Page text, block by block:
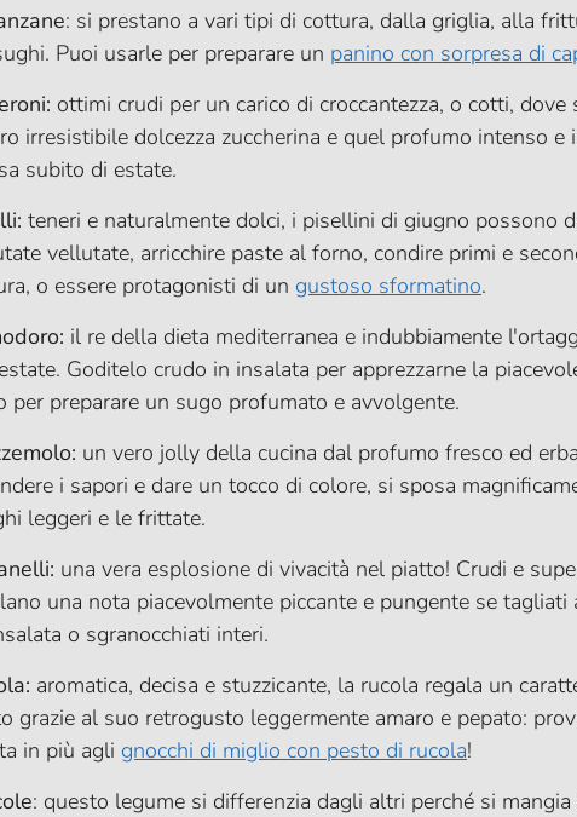
: si prestano a vari tipi di cottura, dalla griglia, alla
Puoi usarle per preparare un panino con sorpresa di
ottimi crudi per un carico di croccantezza, o cotti,
irresistibile dolcezza zuccherina e quel profumo intenso e
subito di estate.
teneri e naturalmente dolci, i pisellini di giugno possono
vellutate, arricchire paste al forno, condire primi e
o essere protagonisti di un gustoso sformatino.
il re della dieta mediterranea e indubbiamente
Goditelo crudo in insalata per apprezzarne la
per preparare un sugo profumato e avvolgente.
un vero jolly della cucina dal profumo fresco ed
i sapori e dare un tocco di colore, si sposa
leggeri e le frittate.
una vera esplosione di vivacità nel piatto! Crudi e
una nota piacevolmente piccante e pungente se tagliati
o sgranocchiati interi.
aromatica, decisa e stuzzicante, la rucola regala un
grazie al suo retrogusto leggermente amaro e pepato:
in più agli gnocchi di miglio con pesto di rucola!
: questo legume si differenzia dagli altri perché si